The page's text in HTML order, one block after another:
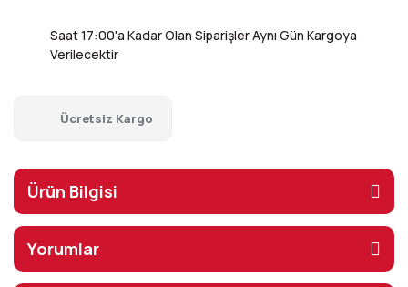
Saat 17:00'a Kadar Olan Siparişler Aynı Gün Kargoya
Verilecektir
Ücretsiz Kargo
Ürün Bilgisi
Yorumlar